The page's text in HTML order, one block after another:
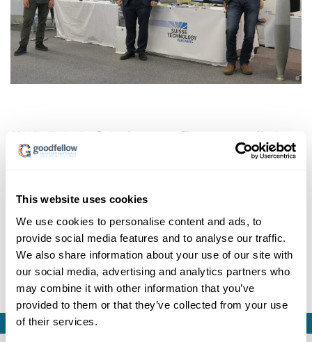
This website uses cookies
We use cookies to personalise content and ads, to
provide social media features and to analyse our traffic.
We also share information about your use of our site with
our social media, advertising and analytics partners who
may combine it with other information that you’ve
provided to them or that they’ve collected from your use
of their services.
Als Mitgliede des Swiss Aerospace Clusters war es für das
Team von Suisse Technology Partners selbstverständlich,
beim jährlichen Meeting, welches dieses Jahr in St. Gallen
durch Markus Berchthold.